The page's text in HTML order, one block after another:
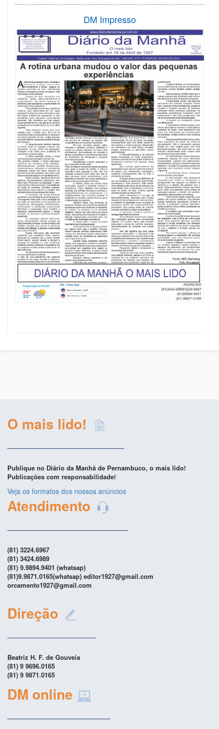
DM Impresso
O mais lido!
Publique no Diário da Manhã de Pernambuco, o mais lido!
Publicações com responsabilidade!
Veja os formatos dos nossos anúncios
Atendimento
(81) 3224.6967
(81) 3424.6989
(81) 9.9894.9401 (whatsap)
(81)9.9871.0165(whatsap) editor1927@gmail.com
orcamento1927@gmail.com
Direção
Beatriz H. F. de Gouveia
(81) 9 9696.0165
(81) 9 9871.0165
DM online